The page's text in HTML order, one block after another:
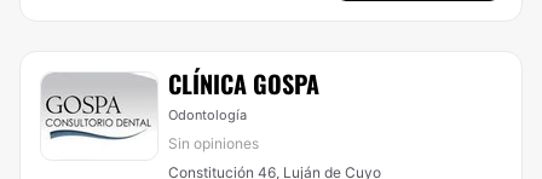
CLÍNICA GOSPA
Odontología
Sin opiniones
Constitución 46, Luján de Cuyo